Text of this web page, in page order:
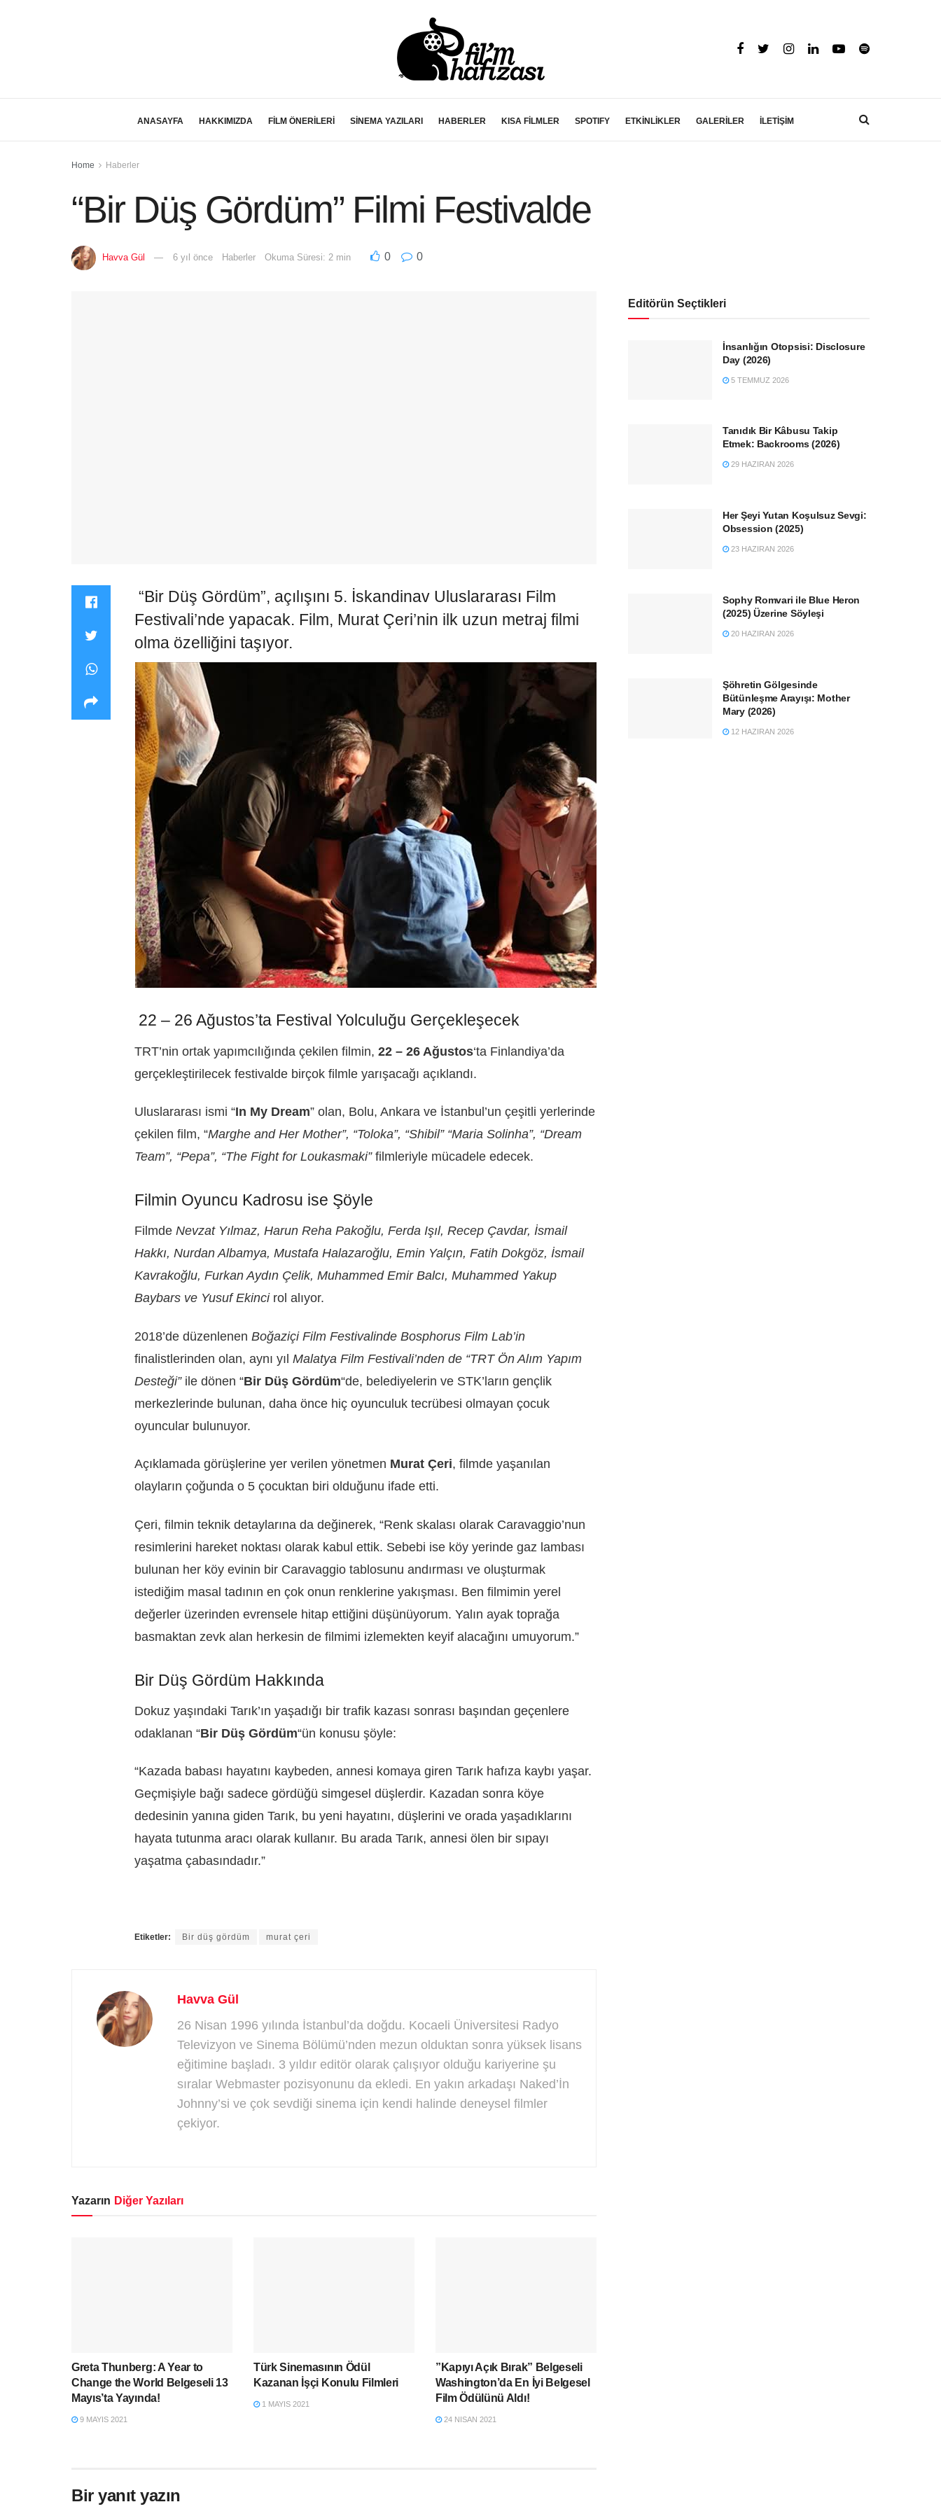
ANASAYFA HAKKIMIZDA FİLM ÖNERİLERİ SİNEMA YAZILARI HABERLER KISA FİLMLER SPOTIFY ETKİNLİKLER GALERİLER İLETİŞİM
Home Haberler
“Bir Düş Gördüm” Filmi Festivalde
Havva Gül 6 yıl önce Haberler Okuma Süresi: 2 min 0 0
“Bir Düş Gördüm”, açılışını 5. İskandinav Uluslararası Film
Festivali’nde yapacak. Film, Murat Çeri’nin ilk uzun metraj filmi
olma özelliğini taşıyor.
22 – 26 Ağustos’ta Festival Yolculuğu Gerçekleşecek
TRT’nin ortak yapımcılığında çekilen filmin, 22 – 26 Ağustos‘ta Finlandiya’da
gerçekleştirilecek festivalde birçok filmle yarışacağı açıklandı.
Uluslararası ismi “In My Dream” olan, Bolu, Ankara ve İstanbul’un çeşitli yerlerinde
çekilen film, “Marghe and Her Mother”, “Toloka”, “Shibil” “Maria Solinha”, “Dream
Team”, “Pepa”, “The Fight for Loukasmaki”filmleriyle mücadele edecek.
Filmin Oyuncu Kadrosu ise Şöyle
Filmde Nevzat Yılmaz, Harun Reha Pakoğlu, Ferda Işıl, Recep Çavdar, İsmail
Hakkı, Nurdan Albamya, Mustafa Halazaroğlu, Emin Yalçın, Fatih Dokgöz, İsmail
Kavrakoğlu, Furkan Aydın Çelik, Muhammed Emir Balcı, Muhammed Yakup
Baybars ve Yusuf Ekincirol alıyor.
2018’de düzenlenen Boğaziçi Film Festivalinde Bosphorus Film Lab’in
finalistlerinden olan, aynı yıl Malatya Film Festivali’nden de “TRT Ön Alım Yapım
Desteği”ile dönen “Bir Düş Gördüm“de, belediyelerin ve STK’ların gençlik
merkezlerinde bulunan, daha önce hiç oyunculuk tecrübesi olmayan çocuk
oyuncular bulunuyor.
Açıklamada görüşlerine yer verilen yönetmen Murat Çeri, filmde yaşanılan
olayların çoğunda o 5 çocuktan biri olduğunu ifade etti.
Çeri, filmin teknik detaylarına da değinerek, “Renk skalası olarak Caravaggio’nun
resimlerini hareket noktası olarak kabul ettik. Sebebi ise köy yerinde gaz lambası
bulunan her köy evinin bir Caravaggio tablosunu andırması ve oluşturmak
istediğim masal tadının en çok onun renklerine yakışması. Ben filmimin yerel
değerler üzerinden evrensele hitap ettiğini düşünüyorum. Yalın ayak toprağa
basmaktan zevk alan herkesin de filmimi izlemekten keyif alacağını umuyorum.”
Bir Düş Gördüm Hakkında
Dokuz yaşındaki Tarık’ın yaşadığı bir trafik kazası sonrası başından geçenlere
odaklanan “Bir Düş Gördüm“ün konusu şöyle:
“Kazada babası hayatını kaybeden, annesi komaya giren Tarık hafıza kaybı yaşar.
Geçmişiyle bağı sadece gördüğü simgesel düşlerdir. Kazadan sonra köye
dedesinin yanına giden Tarık, bu yeni hayatını, düşlerini ve orada yaşadıklarını
hayata tutunma aracı olarak kullanır. Bu arada Tarık, annesi ölen bir sıpayı
yaşatma çabasındadır.”
Etiketler: Bir düş gördüm murat çeri
Havva Gül
26 Nisan 1996 yılında İstanbul’da doğdu. Kocaeli Üniversitesi Radyo
Televizyon ve Sinema Bölümü’nden mezun olduktan sonra yüksek lisans
eğitimine başladı. 3 yıldır editör olarak çalışıyor olduğu kariyerine şu
sıralar Webmaster pozisyonunu da ekledi. En yakın arkadaşı Naked’İn
Johnny’si ve çok sevdiği sinema için kendi halinde deneysel filmler
çekiyor.
Yazarın Diğer Yazıları
Greta Thunberg: A Year to
Change the World Belgeseli 13
Mayıs’ta Yayında!
9 MAYIS 2021
Türk Sinemasının Ödül
Kazanan İşçi Konulu Filmleri
1 MAYIS 2021
”Kapıyı Açık Bırak” Belgeseli
Washington’da En İyi Belgesel
Film Ödülünü Aldı!
24 NISAN 2021
Bir yanıt yazın
Editörün Seçtikleri
İnsanlığın Otopsisi: Disclosure
Day (2026)
5 TEMMUZ 2026
Tanıdık Bir Kâbusu Takip
Etmek: Backrooms (2026)
29 HAZIRAN 2026
Her Şeyi Yutan Koşulsuz Sevgi:
Obsession (2025)
23 HAZIRAN 2026
Sophy Romvari ile Blue Heron
(2025) Üzerine Söyleşi
20 HAZIRAN 2026
Şöhretin Gölgesinde
Bütünleşme Arayışı: Mother
Mary (2026)
12 HAZIRAN 2026